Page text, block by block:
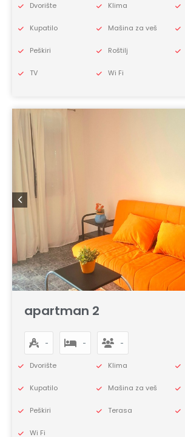
Dvorište Klima
Kupatilo Mašina za veš
Peškiri Roštilj
TV Wi Fi
apartman 2
- - -
Dvorište Klima
Kupatilo Mašina za veš
Peškiri Terasa
Wi Fi